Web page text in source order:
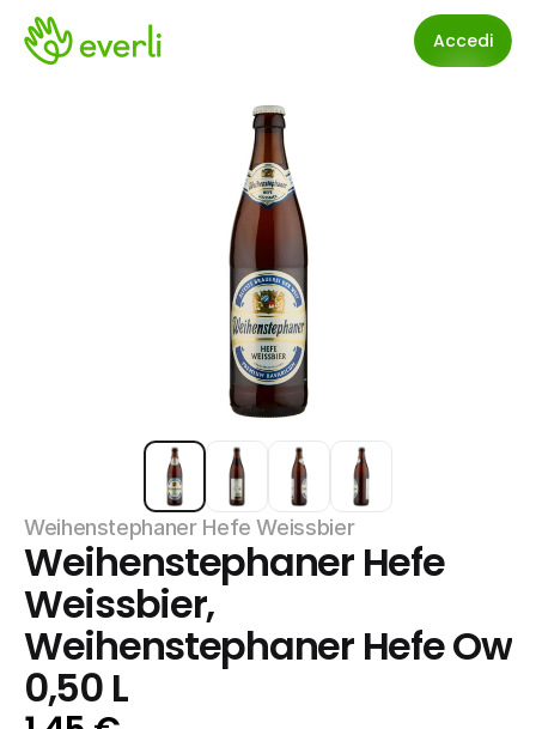
Accedi
Weihenstephaner Hefe Weissbier
Weihenstephaner Hefe
Weissbier,
Weihenstephaner Hefe Ow
0,50 L